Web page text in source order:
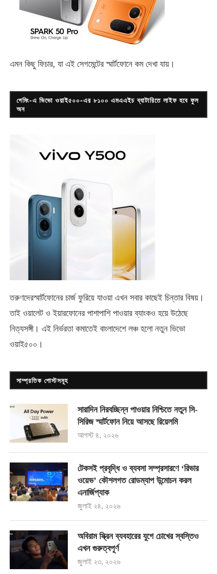
এমন কিছু ফিচার, যা এই সেগমেন্টের স্মার্টফোনে কম দেখা যায়।
গেমিং-এ ভিভো ওয়াই৫০০-এর ৮১০০ এমএএইচ ব্যাটারিতে লাইফ হবে ফুল
অন
তরুণদেরস্মার্টফোনের চার্জ ফুরিয়ে যাওয়া এখন সবার কাছেই চিন্তার বিষয়।
তাই ওয়ালেট ও ইয়ারফোনের পাশাপাশি পাওয়ার ব্যাংকও হয়ে উঠেছে
নিত্যসঙ্গী। এই নির্ভরতা কমাতেই বাংলাদেশে লঞ্চ হলো নতুন ভিভো
ওয়াই৫০০ ।
সাম্প্রতিক পোস্টসমূহ
সারাদিন নিরবচ্ছিন্ন পাওয়ার নিশ্চিতে নতুন সি-
সিরিজ স্মার্টফোন নিয়ে আসছে রিয়েলমি
আগস্ট ৪, ২০২৬
টেকসই প্রবৃদ্ধি ও ব্যবসা সম্প্রসারণে ‘রিভার
ওয়েভ’ কৌশলগত রোডম্যাপ উন্মোচন করল
এনার্জিপ্যাক
জুলাই ২৪, ২০২৬
অবিরাম স্ক্রিন ব্যবহারের যুগে চোখের স্বস্তিও
এখন গুরুত্বপূর্ণ
জুলাই ২৩, ২০২৬